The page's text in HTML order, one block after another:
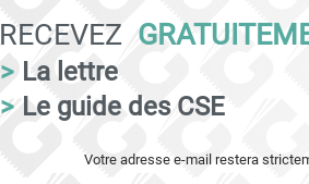
RECEVEZ
La lettre
Le guide des CSE
>
>
Votre adresse e-mail restera